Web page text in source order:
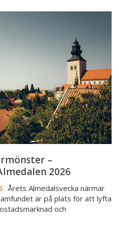
–
2026
Årets Almedalsvecka närmar
är på plats för att lyfta
och